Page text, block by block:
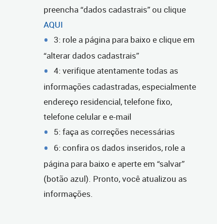
preencha “dados cadastrais” ou clique
AQUI
3: role a página para baixo e clique em
“alterar dados cadastrais”
4: verifique atentamente todas as
informações cadastradas, especialmente
endereço residencial, telefone fixo,
telefone celular e e-mail
5: faça as correções necessárias
6: confira os dados inseridos, role a
página para baixo e aperte em “salvar”
(botão azul). Pronto, você atualizou as
informações.